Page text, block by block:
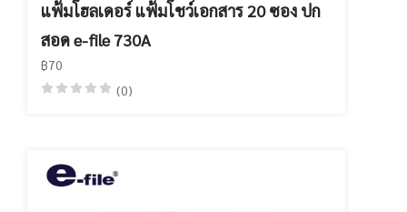
แฟ้มโฮลเดอร์ แฟ้มโชว์เอกสาร 20 ซอง ปก
สอด e-file 730A
฿70
(0)